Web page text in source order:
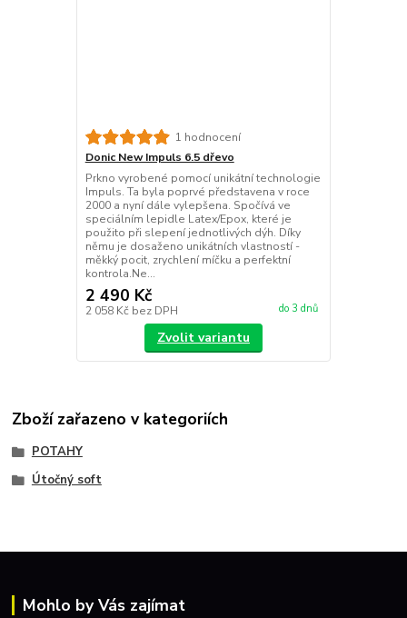
1 hodnocení
Donic New Impuls 6.5 dřevo
Prkno vyrobené pomocí unikátní technologie
Impuls. Ta byla poprvé představena v roce
2000 a nyní dále vylepšena. Spočívá ve
speciálním lepidle Latex/Epox, které je
použito při slepení jednotlivých dýh. Díky
němu je dosaženo unikátních vlastností -
měkký pocit, zrychlení míčku a perfektní
kontrola.Ne...
2 490 Kč
2 058 Kč bez DPH do 3 dnů
Zvolit variantu
Zboží zařazeno v kategoriích
POTAHY
Útočný soft
Mohlo by Vás zajímat